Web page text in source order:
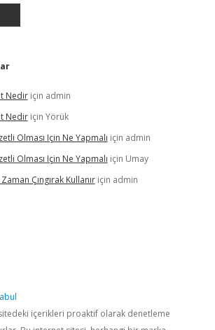
Nediriçin admin
Nediriçin Yörük
Olması Için Ne Yapmalı için admin
Olması Için Ne Yapmalı için Umay
Çıngırak Kullanıriçin admin
sitedeki içerikleri proaktif olarak denetleme